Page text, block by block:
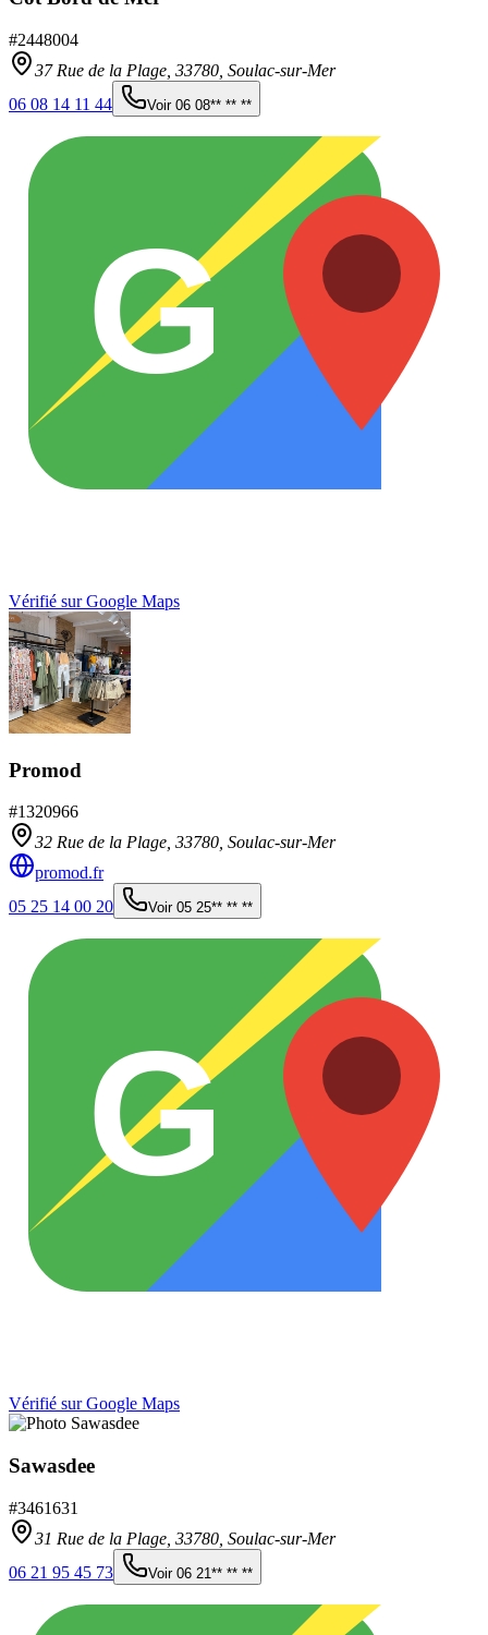
#2448004
37 Rue de la Plage, 33780 Soulac-sur-Mer
06 08 14 11 44
Voir 06 08** ** **
G
Vérifié sur Google Maps
Promod
#1320966
32 Rue de la Plage, 33780, Soulac-sur-Mer
promod.fr
05 25 14 00 20
Voir 05 25** ** **
G
Vérifié sur Google Maps
Sawasdee
#3461631
31 Rue de la Plage, 33780 Soulac-sur-Mer
06 21 95 45 73
Voir 06 21** ** **